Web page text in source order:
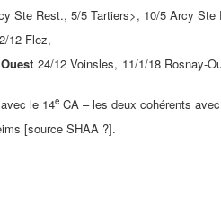
Ste Rest., 5/5 Tartiers>, 10/5 Arcy Ste
2/12 Flez,
24/12 Voinsles, 11/1/18 Rosnay-
le 14e CA – les deux cohérents
[source SHAA ?].